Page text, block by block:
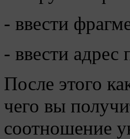
- ввести
- ввести адрес
После этого
чего вы
соотношение